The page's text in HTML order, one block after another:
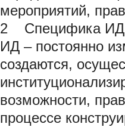
мероприятий,
2 Специфика ИД
ИД – постоянно
создаются,
возможности,
процессе